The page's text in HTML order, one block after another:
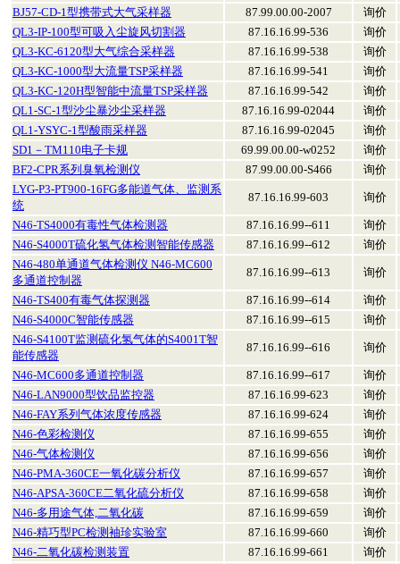
BJ57-CD-1型携带式大气采样器
87.99.00.00-2007
询价
QL3-IP-100型可吸入尘旋风切割器
87.16.16.99-536
询价
QL3-KC-6120型大气综合采样器
87.16.16.99-538
询价
QL3-KC-1000型大流量TSP采样器
87.16.16.99-541
询价
QL3-KC-120H型智能中流量TSP采样器
87.16.16.99-542
询价
QL1-SC-1型沙尘暴沙尘采样器
87.16.16.99-02044
询价
QL1-YSYC-1型酸雨采样器
87.16.16.99-02045
询价
SD1－TM110电子卡规
69.99.00.00-w0252
询价
BF2-CPR系列臭氧检测仪
87.99.00.00-S466
询价
LYG-P3-PT900-16FG多能道气体、监测系
统
87.16.16.99-603 询价
N46-TS4000有毒性气体检测器 87.16.16.99--611
询价
N46-S4000T硫化氢气体检测智能传感器
87.16.16.99--612
询价
N46-480单通道气体检测仪 N46-MC600
多通道控制器
87.16.16.99--613 询价
N46-TS400有毒气体探测器 87.16.16.99--614
询价
N46-S4000C智能传感器
87.16.16.99--615
询价
N46-S4100T监测硫化氢气体的S4001T智
能传感器
87.16.16.99--616 询价
N46-MC600多通道控制器 87.16.16.99--617
询价
N46-LAN9000型饮品监控器
87.16.16.99-623
询价
N46-FAY系列气体浓度传感器
87.16.16.99-624
询价
N46-色彩检测仪
87.16.16.99-655
询价
N46-气体检测仪
87.16.16.99-656
询价
N46-PMA-360CE一氧化碳分析仪
87.16.16.99-657
询价
N46-APSA-360CE二氧化硫分析仪
87.16.16.99-658
询价
N46-多用途气体,二氧化碳
87.16.16.99-659
询价
N46-精巧型PC检测袖珍实验室
87.16.16.99-660
询价
N46-二氧化碳检测装置
87.16.16.99-661
询价